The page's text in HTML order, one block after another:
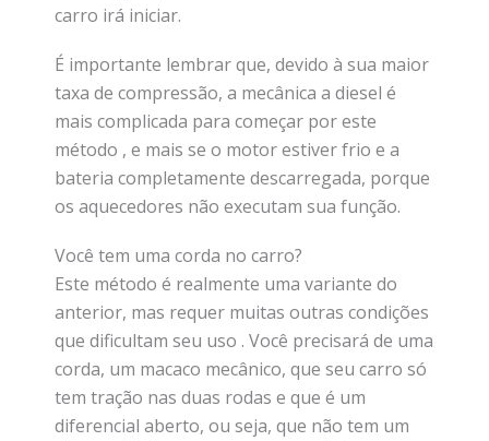
carro irá iniciar.
É importante lembrar que, devido à sua maior
taxa de compressão, a mecânica a diesel é
mais complicada para começar por este
método , e mais se o motor estiver frio e a
bateria completamente descarregada, porque
os aquecedores não executam sua função.
Você tem uma corda no carro?
Este método é realmente uma variante do
anterior, mas requer muitas outras condições
que dificultam seu uso . Você precisará de uma
corda, um macaco mecânico, que seu carro só
tem tração nas duas rodas e que é um
diferencial aberto, ou seja, que não tem um